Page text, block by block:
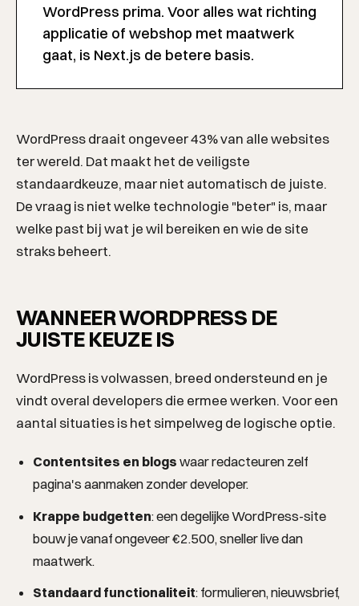
WordPress prima. Voor alles wat richting
applicatie of webshop met maatwerk
gaat, is Next.js de betere basis.
WordPress draait ongeveer 43% van alle websites
ter wereld. Dat maakt het de veiligste
standaardkeuze, maar niet automatisch de juiste.
De vraag is niet welke technologie "beter" is, maar
welke past bij wat je wil bereiken en wie de site
straks beheert.
WANNEER WORDPRESS DE
JUISTE KEUZE IS
WordPress is volwassen, breed ondersteund en je
vindt overal developers die ermee werken. Voor een
aantal situaties is het simpelweg de logische optie.
Contentsites en blogs waar redacteuren zelf
pagina's aanmaken zonder developer.
Krappe budgetten: een degelijke WordPress-site
bouw je vanaf ongeveer €2.500, sneller live dan
maatwerk.
Standaard functionaliteit: formulieren, nieuwsbrief,